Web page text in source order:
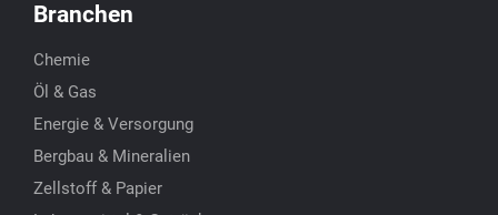
Branchen
Chemie
Öl & Gas
Energie & Versorgung
Bergbau & Mineralien
Zellstoff & Papier